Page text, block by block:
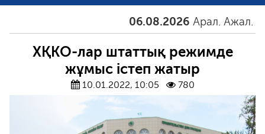
06.08.2026 Арал. Ажал.
ХҚКО-лар штаттық режимде
жұмыс істеп жатыр
10.01.2022, 10:05 780